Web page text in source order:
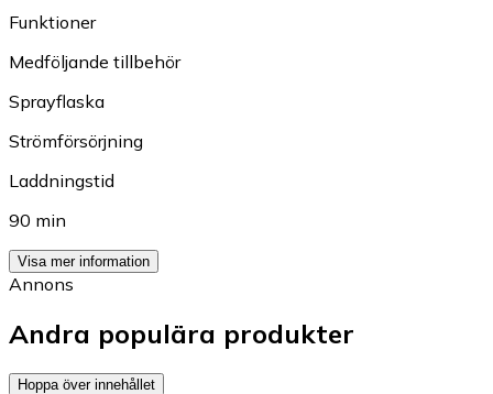
Funktioner
Medföljande tillbehör
Sprayflaska
Strömförsörjning
Laddningstid
90 min
Visa mer information
Annons
Andra populära produkter
Hoppa över innehållet